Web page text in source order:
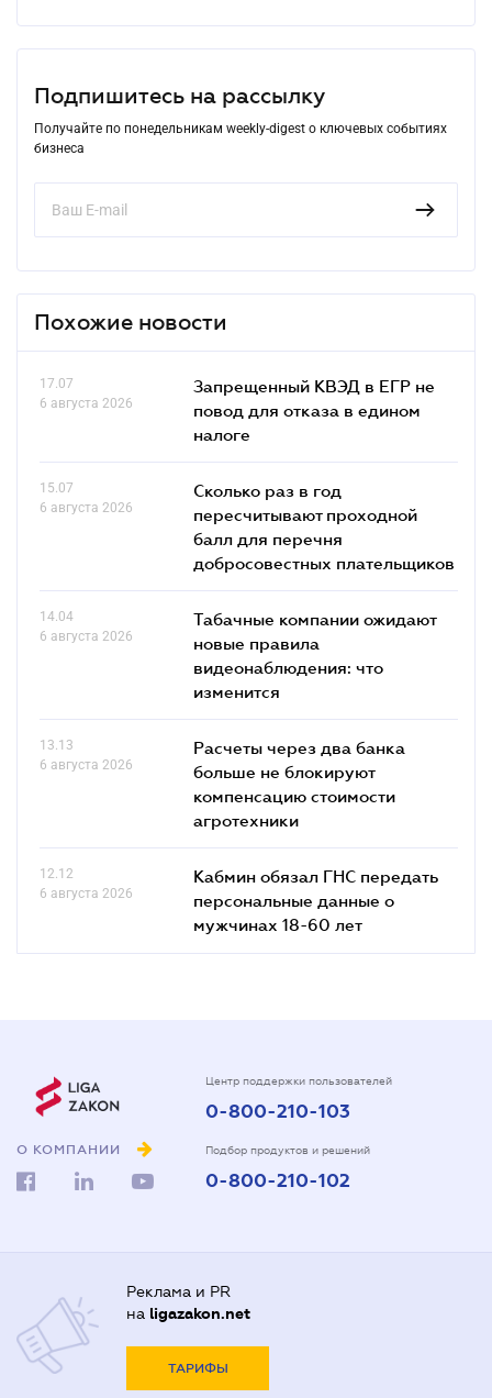
Подпишитесь на рассылку
Получайте по понедельникам weekly-digest о ключевых событиях
бизнеса
Похожие новости
17.07
6 августа 2026
Запрещенный КВЭД в ЕГР не
повод для отказа в едином
налоге
15.07
6 августа 2026
Сколько раз в год
пересчитывают проходной
балл для перечня
добросовестных плательщиков
14.04
6 августа 2026
Табачные компании ожидают
новые правила
видеонаблюдения: что
изменится
13.13
6 августа 2026
Расчеты через два банка
больше не блокируют
компенсацию стоимости
агротехники
12.12
6 августа 2026
Кабмин обязал ГНС передать
персональные данные о
мужчинах 18-60 лет
О КОМПАНИИ
Центр поддержки пользователей
0-800-210-103
Подбор продуктов и решений
0-800-210-102
Реклама и PR
на ligazakon.net
ТАРИФЫ